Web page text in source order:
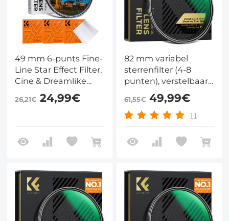
49 mm 6-punts Fine-
Line Star Effect Filter,
Cine & Dreamlike
Special Filter, 18-laags
gecoat optisch glas
Nano-Klear-serie
26,21€24,99€
82 mm variabel
sterrenfilter (4-8
punten), verstelbaar
kruisvormig
sterrenfilter met 28
meerlaags gecoate
nachtfotografie,
sieradenfotografie en
waterreflecties -
Nano-Xcel-serie
61,55€49,99€
11